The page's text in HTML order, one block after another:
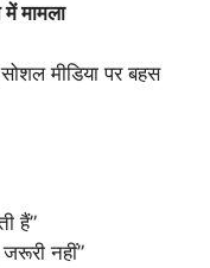
मेंमामला
मीडिया पर बहस
हैं”
जरूरी नहीं”